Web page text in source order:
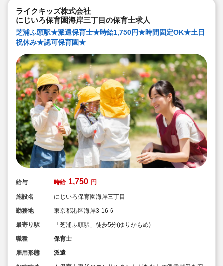
ライクキッズ株式会社
にじいろ保育園海岸三丁目の保育士求人
芝浦ふ頭駅★派遣保育士★時給1,750円★時間固定OK★土日
祝休み★認可保育園★
給与 時給 1,750 円
施設名
にじいろ保育園海岸三丁目
勤務地
東京都港区海岸3-16-6
最寄り駅
「芝浦ふ頭駅」徒歩5分(ゆりかもめ)
職種
保育士
雇用形態
派遣